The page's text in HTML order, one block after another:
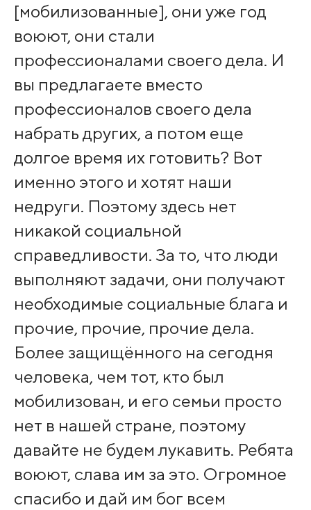
[мобилизованные], они уже год
воюют, они стали
профессионалами своего дела. И
вы предлагаете вместо
профессионалов своего дела
набрать других, а потом еще
долгое время их готовить? Вот
именно этого и хотят наши
недруги. Поэтому здесь нет
никакой социальной
справедливости. За то, что люди
выполняют задачи, они получают
необходимые социальные блага и
прочие, прочие, прочие дела.
Более защищённого на сегодня
человека, чем тот, кто был
мобилизован, и его семьи просто
нет в нашей стране, поэтому
давайте не будем лукавить. Ребята
воюют, слава им за это. Огромное
спасибо и дай им бог всем